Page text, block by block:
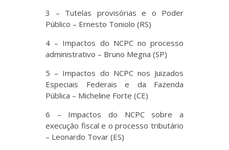
3 – Tutelas provisórias e o Poder
Público – Ernesto Toniolo (RS)
4 – Impactos do NCPC no processo
administrativo​ – Bruno Megna (SP)
5 – Impactos do NCPC nos Juizados
Especiais Federais e da Fazenda
Pública – Micheline Forte (CE)
6 – Impactos do NCPC sobre a
execução fiscal e o processo tributário
– Leonardo Tovar (ES)